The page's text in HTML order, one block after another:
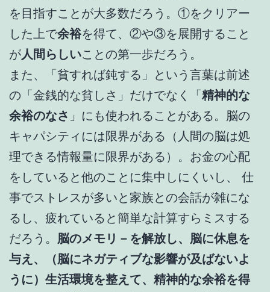
を目指すことが大多数だろう。①をクリアー
した上で余裕を得て、②や③を展開すること
が人間らしいことの第一歩だろう。
また、「貧すれば鈍する」という言葉は前述
の「金銭的な貧しさ」だけでなく「精神的な
余裕のなさ 」にも使われることがある。脳の
キャパシティには限界がある（人間の脳は処
理できる情報量に限界がある）。お金の心配
をしていると他のことに集中しにくいし、 仕
事でストレスが多いと家族との会話が雑にな
るし、疲れていると簡単な計算すらミスする
だろう。 脳のメモリ－を解放し、脳に休息を
与え、（脳にネガティブな影響が及ばないよ
うに）生活環境を整えて、精神的な余裕を得